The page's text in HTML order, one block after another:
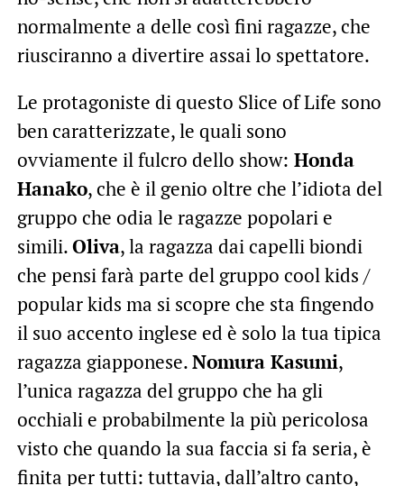
normalmente a delle così fini ragazze, che
riusciranno a divertire assai lo spettatore.
Le protagoniste di questo Slice of Life sono
ben caratterizzate, le quali sono
ovviamente il fulcro dello show: Honda
Hanako, che è il genio oltre che l’idiota del
gruppo che odia le ragazze popolari e
simili.Oliva, la ragazza dai capelli biondi
che pensi farà parte del gruppo cool kids /
popular kids ma si scopre che sta fingendo
il suo accento inglese ed è solo la tua tipica
ragazza giapponese.Nomura Kasumi,
l’unica ragazza del gruppo che ha gli
occhiali e probabilmente la più pericolosa
visto che quando la sua faccia si fa seria, è
finita per tutti: tuttavia, dall’altro canto,